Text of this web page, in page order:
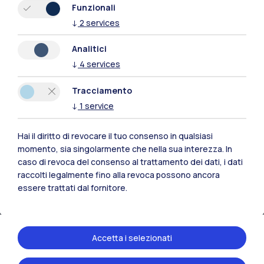
Xi'an
Naviga il sito
Contattaci
Funzionali
↓ 2 services
Analitici
↓ 4 services
Tracciamento
↓ 1 service
Hai il diritto di revocare il tuo consenso in qualsiasi
momento, sia singolarmente che nella sua interezza. In
caso di revoca del consenso al trattamento dei dati, i dati
raccolti legalmente fino alla revoca possono ancora
essere trattati dal fornitore.
Accetta i selezionati